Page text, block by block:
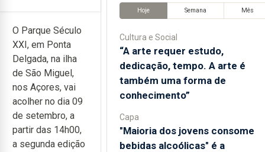
O Parque Século
XXI, em Ponta
Delgada, na ilha
de São Miguel,
nos Açores, vai
acolher no dia 09
de setembro, a
partir das 14h00,
a segunda edição
Hoje Semana Mês
Cultura e Social
“A arte requer estudo,
dedicação, tempo. A arte é
também uma forma de
conhecimento”
Capa
"Maioria dos jovens consome
bebidas alcoólicas" é a